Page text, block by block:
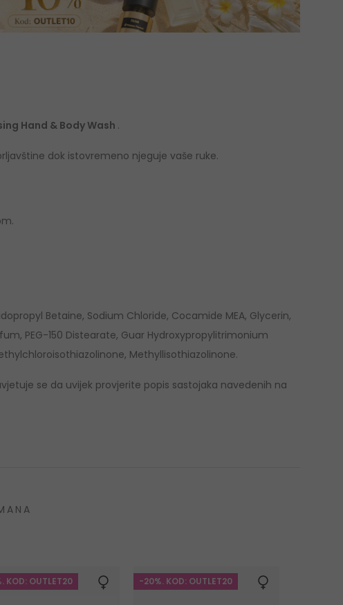
Hand & Body Wash .
dok istovremeno njeguje vaše ruke.
Betaine, Sodium Chloride, Cocamide MEA, Glycerin,
PEG-150 Distearate, Guar Hydroxypropylitrimonium
Methyllisothiazolinone.
se da uvijek provjerite popis sastojaka navedenih na
KOD: OUTLET20 -20%. KOD: OUTLET20